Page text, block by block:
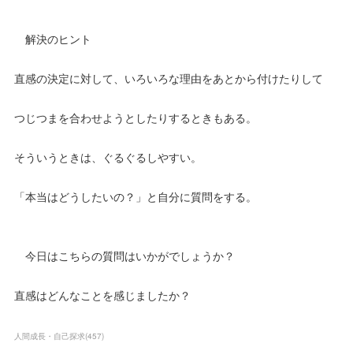
解決のヒント
直感の決定に対して、いろいろな理由をあとから付けたりして
つじつまを合わせようとしたりするときもある。
そういうときは、ぐるぐるしやすい。
「本当はどうしたいの？」と自分に質問をする。
今日はこちらの質問はいかがでしょうか？
直感はどんなことを感じましたか？
人間成長・自己探求(457)